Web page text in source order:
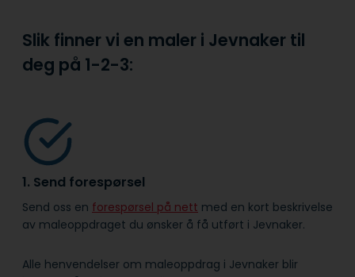
Slik finner vi en maler i Jevnaker til
deg på 1-2-3:
1. Send forespørsel
Send oss en forespørsel på nett med en kort beskrivelse
av maleoppdraget du ønsker å få utført i Jevnaker.
Alle henvendelser om maleoppdrag i Jevnaker blir